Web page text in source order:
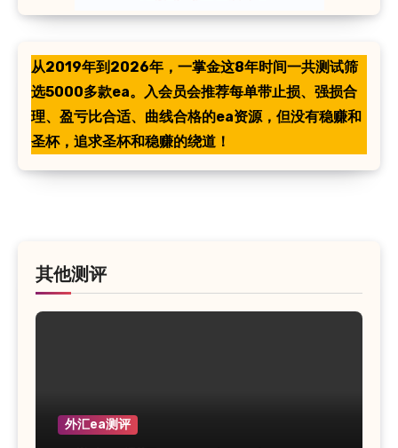
从2019年到2026年，一掌金这8年时间一共测试筛
选5000多款ea。入会员会推荐每单带止损、强损合
理、盈亏比合适、曲线合格的ea资源，但没有稳赚和
圣杯，追求圣杯和稳赚的绕道！
其他测评
外汇ea测评